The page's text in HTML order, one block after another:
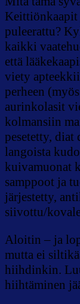
Keittiönkaapit
puleerattu?
kaikki
että
viety
perheen
aurinkolasit
kolmansiin
pesetetty,
langoista
kuivamuonat
samppoot ja
järjestetty,
siivottu/
Aloitin – ja
mutta ei
hiihdinkin.
hiihtäminen